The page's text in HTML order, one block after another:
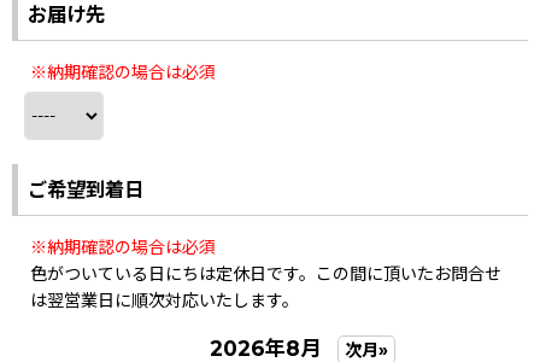
お届け先
※納期確認の場合は必須
ご希望到着日
※納期確認の場合は必須
色がついている日にちは定休日です。この間に頂いたお問合せ
は翌営業日に順次対応いたします。
2026年8月 次月»